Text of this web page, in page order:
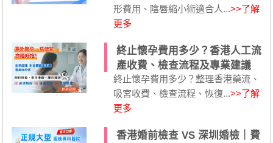
形費用、陰唇縮小術適合人...>>了解
更多
終止懷孕費用多少？香港人工流
產收費、檢查流程及專業建議
終止懷孕費用多少？整理香港藥流、
吸宮收費、檢查流程、恢復...>>了解
更多
香港婚前檢查 VS 深圳婚檢｜費